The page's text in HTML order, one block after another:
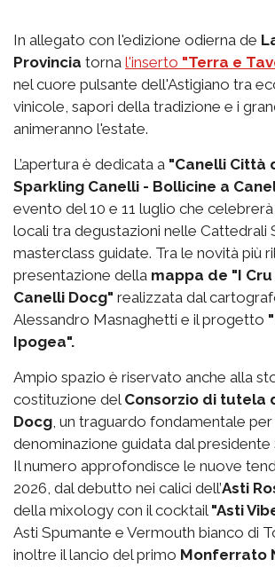
In allegato con l'edizione odierna de
Provincia torna l'inserto "Terra e
nel cuore pulsante dell'Astigiano tra
vinicole, sapori della tradizione e i
animeranno l'estate.
L’apertura è dedicata a "Canelli Città
Sparkling Canelli - Bollicine a
evento del 10 e 11 luglio che
locali tra degustazioni nelle Cattedrali
masterclass guidate. Tra le novità più
presentazione della mappa de "I
Canelli Docg" realizzata dal
Alessandro Masnaghetti e il progetto
Ipogea".
Ampio spazio è riservato anche alla
costituzione del Consorzio di tutela
Docg, un traguardo fondamentale per
denominazione guidata dal presidente
Il numero approfondisce le nuove
2026, dal debutto nei calici dell’Asti
della mixology con il cocktail "Asti
Asti Spumante e Vermouth bianco di
inoltre il lancio del primo Monferrato